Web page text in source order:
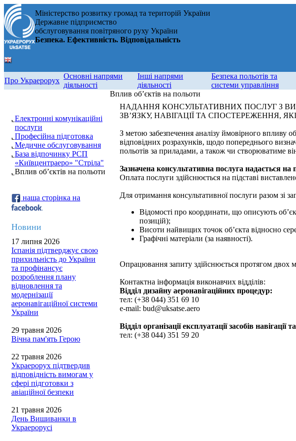
Міністерство розвитку громад та територій України
Державне підприємство
обслуговування повітряного руху України
Безпека. Ефективність. Відповідальність
Про Украерорух
Основні напрями
діяльності
Інші напрями
діяльності
Безпека польотів та
системи управління
Електронні комунікаційні
послуги
Професійна підготовка
Медичне обслуговування
База відпочинку РСП
«Київцентраеро» "Стріла"
Вплив об’єктів на польоти
наша сторінка на
Новини
17 липня 2026
Іспанія підтверджує свою
прихильність до України
та профінансує
розроблення плану
відновлення та
модернізації
аеронавігаційної системи
України
29 травня 2026
Вічна пам'ять Герою
22 травня 2026
Украерорух підтвердив
відповідність вимогам у
сфері підготовки з
авіаційної безпеки
21 травня 2026
День Вишиванки в
Украерорусі
Вплив об’єктів на польоти
НАДАННЯ КОНСУЛЬТАТИВНИХ ПОСЛУГ З
ЗВ’ЯЗКУ, НАВІГАЦІЇ ТА СПОСТЕРЕЖЕННЯ,
З метою забезпечення аналізу ймовірного впливу
відповідних розрахунків, щодо попереднього
польотів за приладами, а також чи створюватиме
Зазначена консультативна послуга надається на
Оплата послуги здійснюється на підставі
Для отримання консультативної послуги разом зі
Відомості про координати, що описують
позицій);
Висоти найвищих точок об’єкта відносно
Графічні матеріали (за наявності).
Опрацювання запиту здійснюється протягом двох
Контактна інформація виконавчих відділів:
Відділ дизайну аеронавігаційних процедур:
тел: (+38 044) 351 69 10
e-mail: bud@uksatse.aero
Відділ організації експлуатації засобів навігації
тел: (+38 044) 351 59 20